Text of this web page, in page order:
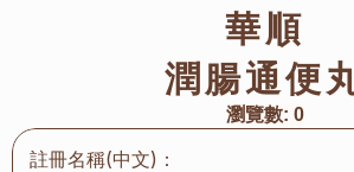
華順
潤腸通便
瀏覽數: 0
註冊名稱(中文)：